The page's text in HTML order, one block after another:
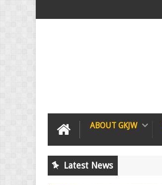
ABOUT GKJW
Latest News